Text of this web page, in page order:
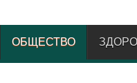
ОБЩЕСТВО